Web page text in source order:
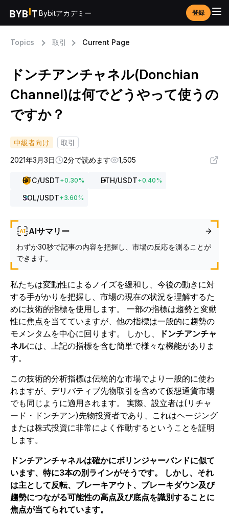
Bybitアカデミー 登録
Topics 取引 Current Page
ドンチアンチャネル(Donchian
Channel)は何でどうやって使うの
ですか？
中級者向け
取引
2021年3月3日
2分で読めます 1,505
BTC/USDT+0.30% ETH/USDT+0.40%
SOL/USDT+3.60%
AIサマリー
わずか30秒で記事の内容を把握し、市場の反応を測ることが
できます。
私たちは変動性によるノイズを緩和し、今後の動きに対
する手がかりを把握し、市場の現在の状況を理解するた
めに技術的指標を使用します。 一部の指標は趨勢と変動
性に焦点を当てていますが、他の指標は一般的に趨勢の
モメンタムを中心に回ります。 しかし、
ドンチアンチャ
ネルには、上記の指標を含む簡単で様々な機能がありま
す。
この技術的分析指標は伝統的な市場でより一般的に使わ
れますが、デリバティブ先物取引を含めて仮想通貨市場
でも同じように適用されます。 実際、設立者は(リチャ
ード・ドンチアン)先物投資者であり、これはヘージング
または株式投資に非常によく作動するということを証明
します。
ドンチアンチャネルは確かにボリンジャーバンドに似て
います、特に3本の別ラインがそうです。 しかし、それ
は主として反転、ブレーキアウト、ブレーキダウン及び
趨勢につながる可能性の高点及び底点を識別することに
焦点が当てられています。